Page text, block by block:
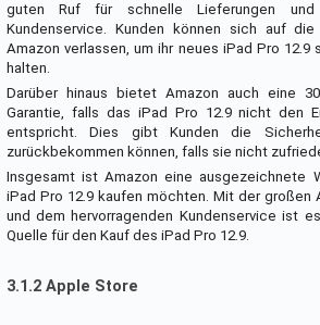
guten Ruf für schnelle Lieferungen und
Kundenservice. Kunden können sich auf
Amazon verlassen, um ihr neues iPad Pro 12.9
halten.
Darüber hinaus bietet Amazon auch eine
Garantie, falls das iPad Pro 12.9 nicht den
entspricht. Dies gibt Kunden die
zurückbekommen können, falls sie nicht
Insgesamt ist Amazon eine ausgezeichnete
iPad Pro 12.9 kaufen möchten. Mit der großen
und dem hervorragenden Kundenservice ist
Quelle für den Kauf des iPad Pro 12.9.
3.1.2 Apple Store